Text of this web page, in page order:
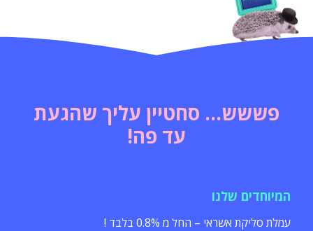
פששש... סחטיין עליך שהגעת
עד פה!
המיוחדים שלנו
עמלת סליקת אשראי – החל מ 0.8% בלבד !